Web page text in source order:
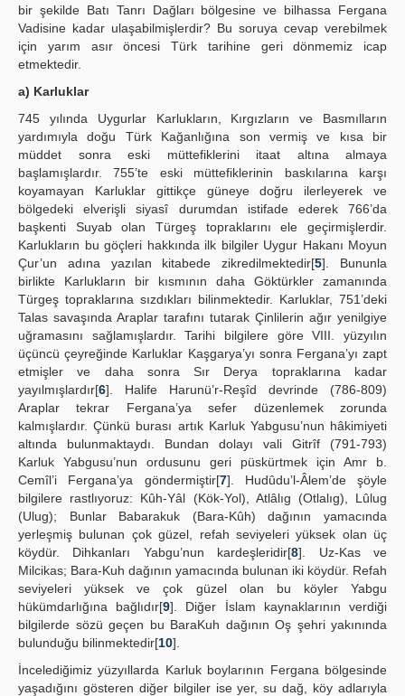
bir şekilde Batı Tanrı Dağları bölgesine ve bilhassa Fergana
Vadisine kadar ulaşabilmişlerdir? Bu soruya cevap verebilmek
için yarım asır öncesi Türk tarihine geri dönmemiz icap
etmektedir.
a) Karluklar
745 yılında Uygurlar Karlukların, Kırgızların ve Basmılların
yardımıyla doğu Türk Kağanlığına son vermiş ve kısa bir
müddet sonra eski müttefiklerini itaat altına almaya
başlamışlardır. 755’te eski müttefiklerinin baskılarına karşı
koyamayan Karluklar gittikçe güneye doğru ilerleyerek ve
bölgedeki elverişli siyasî durumdan istifade ederek 766’da
başkenti Suyab olan Türgeş topraklarını ele geçirmişlerdir.
Karlukların bu göçleri hakkında ilk bilgiler Uygur Hakanı Moyun
Çur’un adına yazılan kitabede zikredilmektedir[5]. Bununla
birlikte Karlukların bir kısmının daha Göktürkler zamanında
Türgeş topraklarına sızdıkları bilinmektedir. Karluklar, 751’deki
Talas savaşında Araplar tarafını tutarak Çinlilerin ağır yenilgiye
uğramasını sağlamışlardır. Tarihi bilgilere göre VIII. yüzyılın
üçüncü çeyreğinde Karluklar Kaşgarya’yı sonra Fergana’yı zapt
etmişler ve daha sonra Sır Derya topraklarına kadar
yayılmışlardır[6]. Halife Harunü’r-Reşîd devrinde (786-809)
Araplar tekrar Fergana’ya sefer düzenlemek zorunda
kalmışlardır. Çünkü burası artık Karluk Yabgusu’nun hâkimiyeti
altında bulunmaktaydı. Bundan dolayı vali Gitrîf (791-793)
Karluk Yabgusu’nun ordusunu geri püskürtmek için Amr b.
Cemîl’i Fergana’ya göndermiştir[7]. Hudûdu’l-Âlem’de şöyle
bilgilere rastlıyoruz: Kûh-Yâl (Kök-Yol), Atlâlıg (Otlalıg), Lûlug
(Ulug); Bunlar Babarakuk (Bara-Kûh) dağının yamacında
yerleşmiş bulunan çok güzel, refah seviyeleri yüksek olan üç
köydür. Dihkanları Yabgu’nun kardeşleridir[8]. Uz-Kas ve
Milcikas; Bara-Kuh dağının yamacında bulunan iki köydür. Refah
seviyeleri yüksek ve çok güzel olan bu köyler Yabgu
hükümdarlığına bağlıdır[9]. Diğer İslam kaynaklarının verdiği
bilgilerde sözü geçen bu BaraKuh dağının Oş şehri yakınında
bulunduğu bilinmektedir[10].
İncelediğimiz yüzyıllarda Karluk boylarının Fergana bölgesinde
yaşadığını gösteren diğer bilgiler ise yer, su dağ, köy adlarıyla